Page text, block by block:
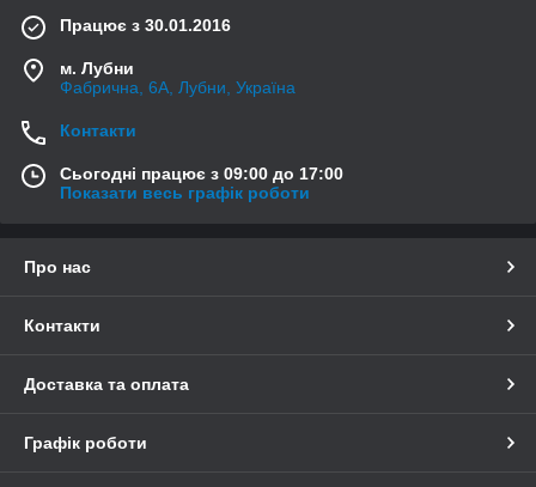
Працює з 30.01.2016
м. Лубни
Фабрична, 6А, Лубни, Україна
Контакти
Сьогодні працює з 09:00 до 17:00
Показати весь графік роботи
Про нас
Контакти
Доставка та оплата
Графік роботи